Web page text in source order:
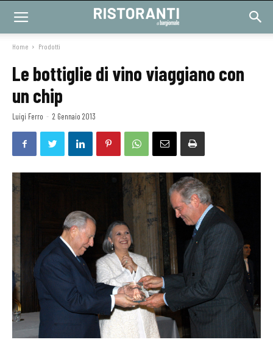
Home Prodotti
Le bottiglie di vino viaggiano con
un chip
Luigi Ferro - 2 Gennaio 2013